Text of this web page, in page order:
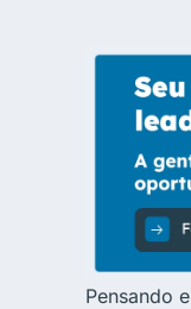
Pensando